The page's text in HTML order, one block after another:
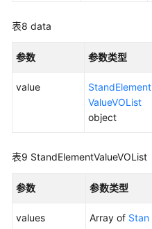
频
助
载
用
表8 data
参数 参数类型
value
StandElement
ValueVOList
object
表9 StandElementValueVOList
参数 参数类型
values Array of Stan